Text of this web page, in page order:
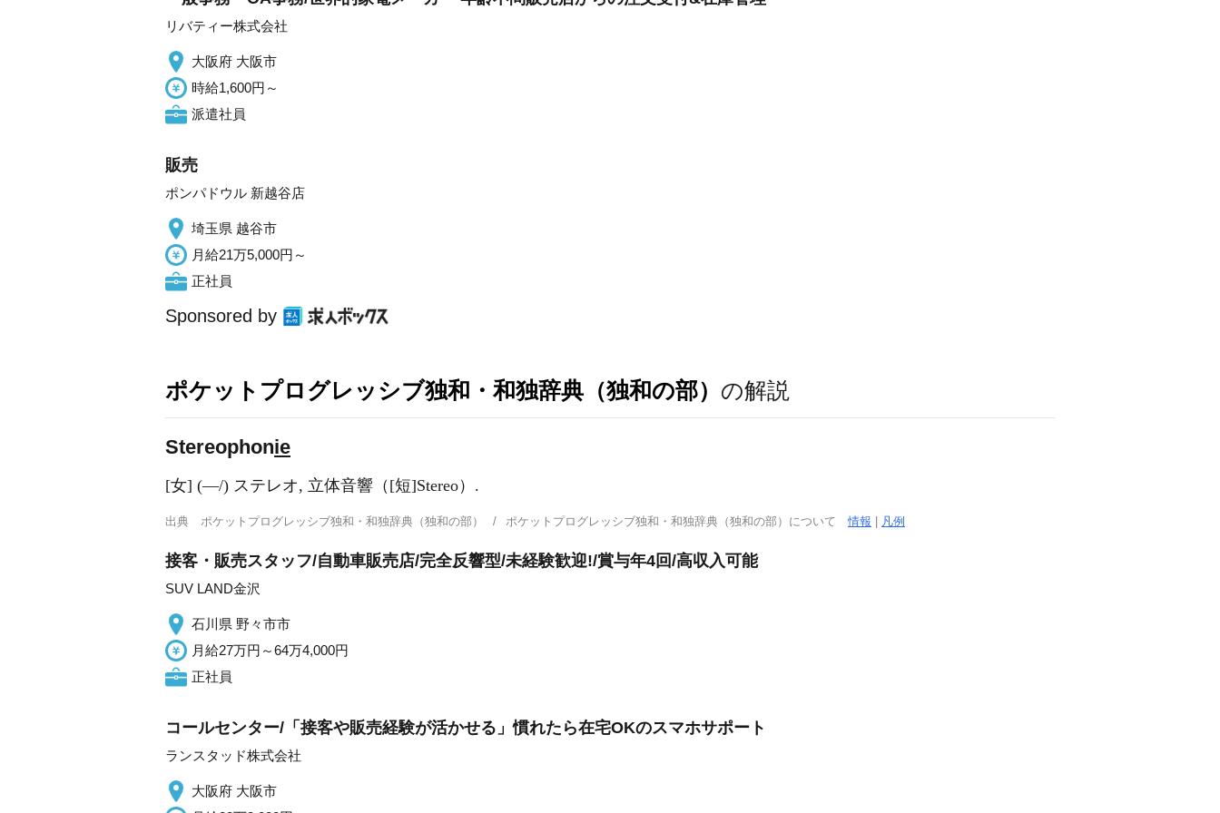
リバティー株式会社
大阪府 大阪市
時給1,600円～
派遣社員
販売
ポンパドウル 新越谷店
埼玉県 越谷市
月給21万5,000円～
正社員
Sponsored by
ポケットプログレッシブ独和・和独辞典（独和の部） の解説
Stereophonie
[女] (―/) ステレオ, 立体音響（[短]Stereo）.
出典 ポケットプログレッシブ独和・和独辞典（独和の部） ポケットプログレッシブ独和・和独辞典（独和の部）について情報 | 凡例
接客・販売スタッフ/自動車販売店/完全反響型/未経験歓迎!/賞与年4回/高収入可能
SUV LAND金沢
石川県 野々市市
月給27万円～64万4,000円
正社員
コールセンター/「接客や販売経験が活かせる」慣れたら在宅OKのスマホサポート
ランスタッド株式会社
大阪府 大阪市